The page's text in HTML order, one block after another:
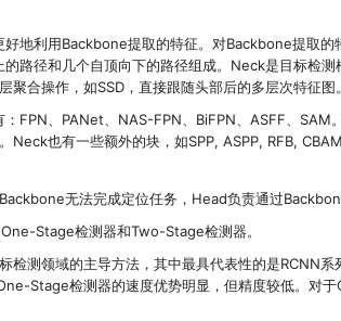
地利用Backbone提取的特征。对Backbone提取
路径和几个自顶向下的路径组成。Neck是目标检
聚合操作，如SSD，直接跟随头部后的多层次特征图。
FPN、PANet、NAS-FPN、BiFPN、ASFF、SAM
Neck也有一些额外的块，如SPP, ASPP, RFB, CBAM
无法完成定位任务，Head负责通过
Stage检测器和Two-Stage检测器。
检测领域的主导方法，其中最具代表性的是RCNN
Stage检测器的速度优势明显，但精度较低。对